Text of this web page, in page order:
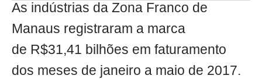
As indústrias da Zona Franco de
Manaus registraram a marca
de R$31,41 bilhões em faturamento
dos meses de janeiro a maio de 2017.